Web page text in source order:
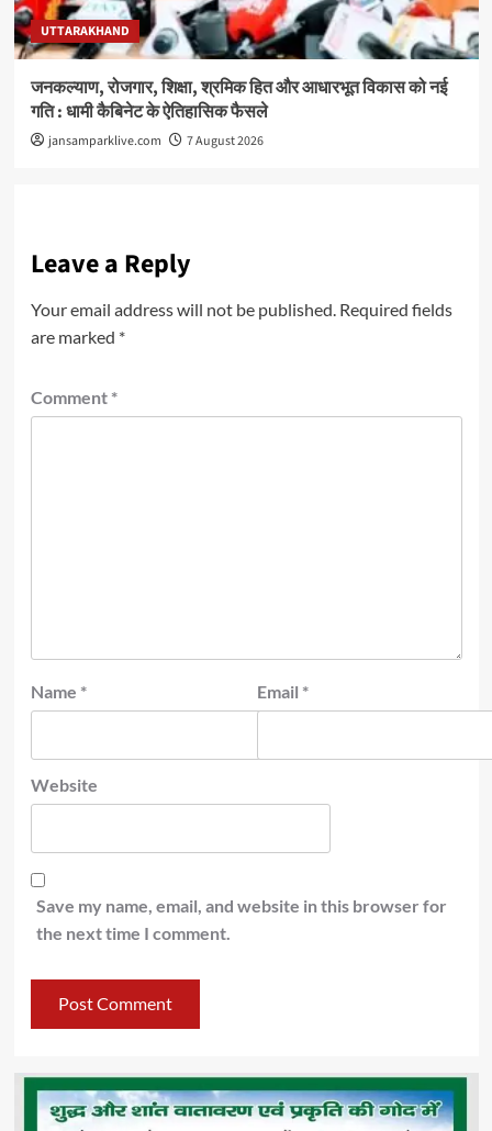
UTTARAKHAND
जनकल्याण, रोजगार, शिक्षा, श्रमिक हित और आधारभूत विकास को नई
गति : धामी कैबिनेट के ऐतिहासिक फैसले
jansamparklive.com 7 August 2026
Leave a Reply
Your email address will not be published. Required fields
are marked *
Comment *
Name * Email *
Website
Save my name, email, and website in this browser for
the next time I comment.